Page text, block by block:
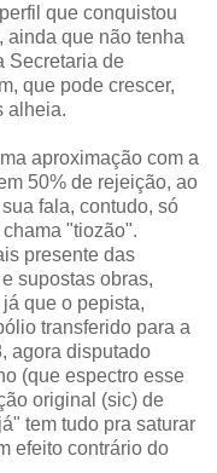
que conquistou
ainda que não tenha
Secretaria de
que pode crescer,
alheia.
aproximação com a
50% de rejeição, ao
fala, contudo, só
"tiozão".
presente das
supostas obras,
que o pepista,
transferido para a
agora disputado
(que espectro esse
original (sic) de
tem tudo pra saturar
efeito contrário do